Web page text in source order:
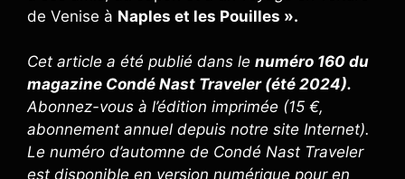
de Venise à Naples et les Pouilles ».
Cet article a été publié dans le numéro 160 du
magazine Condé Nast Traveler (été 2024).
Abonnez-vous à l’édition imprimée (15 €,
abonnement annuel depuis notre site Internet).
Le numéro d’automne de Condé Nast Traveler
est disponible en version numérique pour en